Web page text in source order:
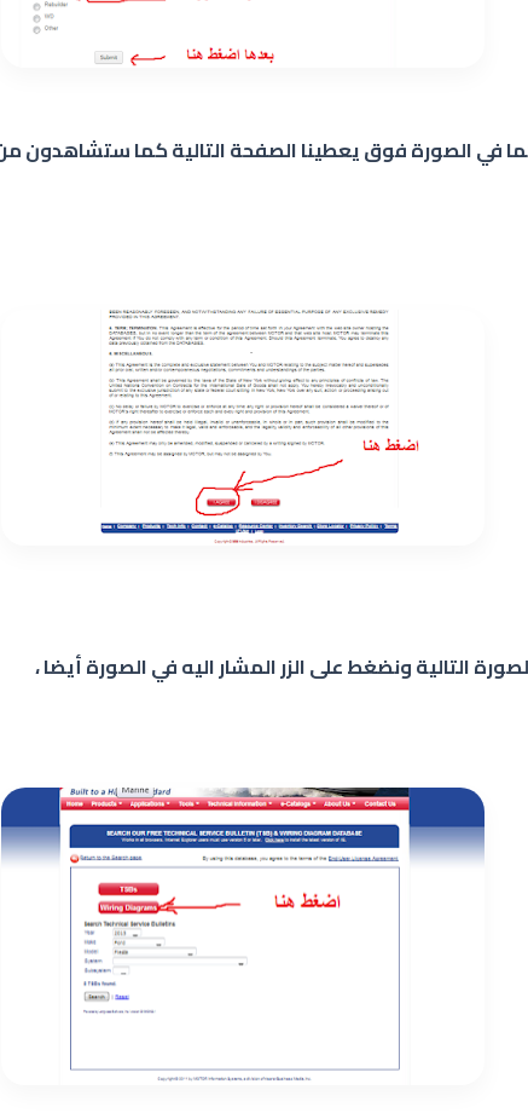
كما في الصورة فوق يعطينا الصفحة التالية كما
التالية ونضغط على الزر المشار اليه في الصورة أيضا ،